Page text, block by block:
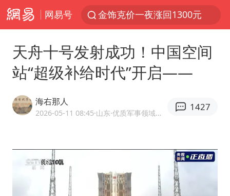
网易号
白海豚将正面袭击贯穿浙江
几元成本 千万市值蒸发
儿子陪躺平老爹体验外卖员火了
浙江台州《告全体市民书》
天舟十号发射成功！中国空间
站“超级补给时代”开启——
海右那人
2026-05-11 08:45·山东 ·优质军事领域创作者
1427